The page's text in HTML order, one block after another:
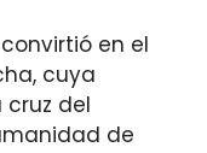
en el
cuya
del
de